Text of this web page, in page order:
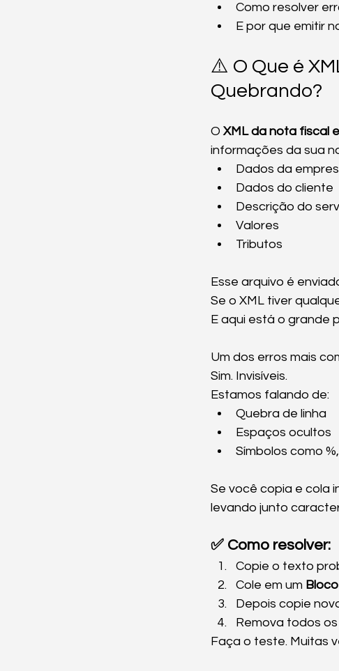
Como resolver
E por que emitir
⚠️ O Que é
Quebrando?
O XML da nota fiscal
informações da sua
Dados da
Dados do cliente
Descrição do
Valores
Tributos
Esse arquivo é
Se o XML tiver
E aqui está o grande
Um dos erros mais
Sim. Invisíveis.
Estamos falando de:
Quebra de linha
Espaços ocultos
Símbolos como
Se você copia e cola
levando junto
✅ Como resolver:
Copie o texto
Cole em um
Depois copie
Remova todos
Faça o teste. Muitas